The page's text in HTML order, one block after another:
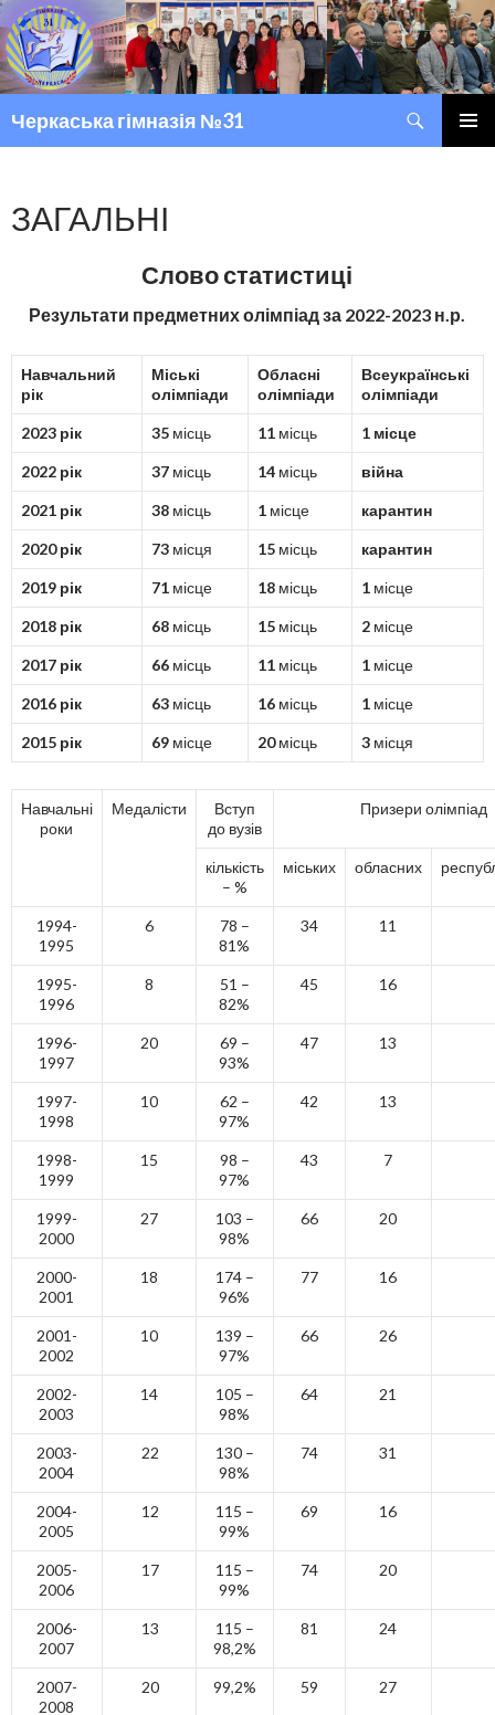
Черкаська гімназія №31
ЗАГАЛЬНІ
Слово статистиці
Результати предметних олімпіад за 2022-2023 н.р.
Навчальний
рік
Міські
олімпіади
Обласні
олімпіади
Всеукраїнські
олімпіади
2023 рік 35 місць 11 місць 1 місце
2022 рік 37 місць 14 місць війна
2021 рік 38 місць 1 місце карантин
2020 рік 73 місця 15 місць карантин
2019 рік 71 місце 18 місць 1 місце
2018 рік 68 місць 15 місць 2 місце
2017 рік 66 місць 11 місць 1 місце
2016 рік 63 місць 16 місць 1 місце
2015 рік 69 місце 20місць 3 місця
Навчальні
роки
Медалісти
Вступ
до вузів
Призери олімпіад
кількість
– %
міських обласних
1994-
1995
6
78 –
81%
34 11
1995-
1996
8
51 –
82%
45 16
1996-
1997
20
69 –
93%
47 13
1997-
1998
10
62 –
97%
42 13
1998-
1999
15
98 –
97%
43 7
1999-
2000
27
103 –
98%
66 20
2000-
2001
18
174 –
96%
77 16
2001-
2002
10
139 –
97%
66 26
2002-
2003
14
105 –
98%
64 21
2003-
2004
22
130 –
98%
74 31
2004-
2005
12
115 –
99%
69 16
2005-
2006
17
115 –
99%
74 20
2006-
2007
13
115 –
98,2%
81 24
2007-
2008
20 99,2% 59 27